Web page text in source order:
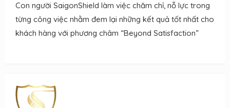
Con người SaigonShield làm việc chăm chỉ, nỗ lực trong
từng công việc nhằm đem lại những kết quả tốt nhất cho
khách hàng với phương châm “Beyond Satisfaction”